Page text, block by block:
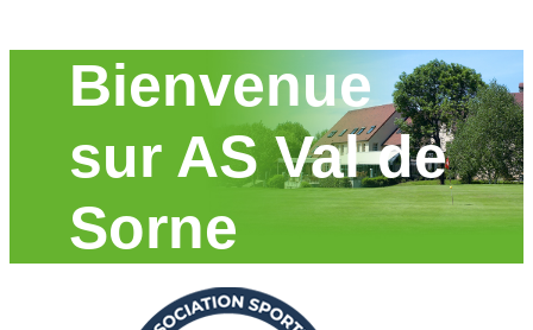
Bienvenue
sur AS Val de
Sorne